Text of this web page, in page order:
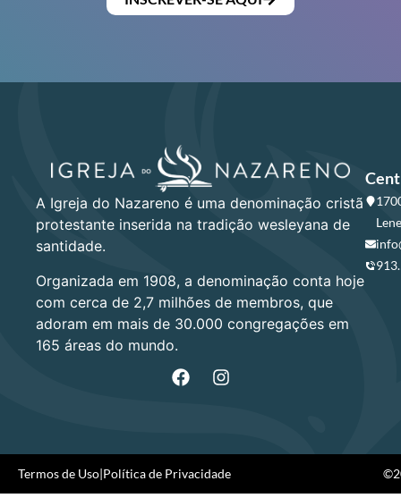
A Igreja do Nazareno é uma denominação cristã
protestante inserida na tradição wesleyana de
santidade.
Organizada em 1908, a denominação conta hoje
com cerca de 2,7 milhões de membros, que
adoram em mais de 30.000 congregações em
165 áreas do mundo.
Termos de Uso|Política de Privacidade